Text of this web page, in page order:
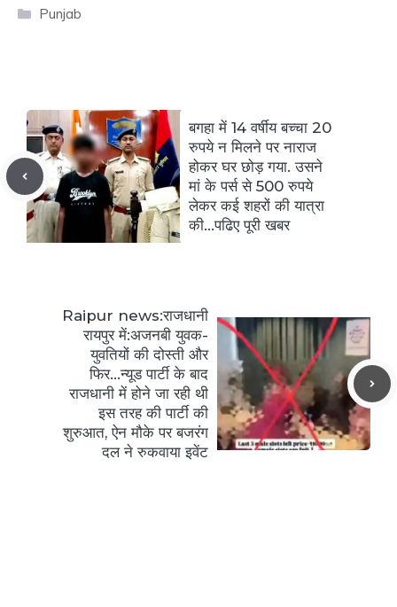
Categories
Punjab
बगहा में 14 वर्षीय बच्चा 20
रुपये न मिलने पर नाराज
होकर घर छोड़ गया. उसने
मां के पर्स से 500 रुपये
लेकर कई शहरों की यात्रा
की…पढिए पूरी खबर
Raipur news:राजधानी
रायपुर में:अजनबी युवक-
युवतियों की दोस्ती और
फिर…न्यूड पार्टी के बाद
राजधानी में होने जा रही थी
इस तरह की पार्टी की
शुरुआत, ऐन मौके पर बजरंग
दल ने रुकवाया इवेंट